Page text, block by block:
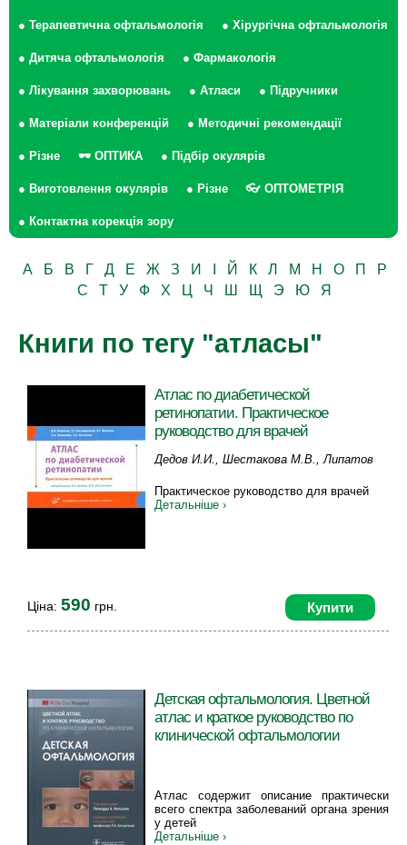
● Терапевтична офтальмологія ● Хірургічна офтальмологія
● Дитяча офтальмологія ● Фармакологія
● Лікування захворювань ● Атласи ● Підручники
● Матеріали конференцій ● Методичні рекомендації
● Різне 🕶 ОПТИКА ● Підбір окулярів
● Виготовлення окулярів ● Різне 👓 ОПТОМЕТРІЯ
● Контактна корекція зору
А Б В Г Д Е Ж З И Й К Л М Н О П
Р
С
Т У Ф Х Ц Ч Ш Щ Э Ю Я
Книги по тегу "атласы"
Атлас по диабетической
ретинопатии. Практическое
руководство для врачей
Дедов И.И., Шестакова М.В., Липатов
Толкачева А.А., Чистяков Т.А.
Практическое руководство для врачей
Детальніше ›
Купити
Ціна: 590 грн.
Детская офтальмология. Цветной
атлас и краткое руководство по
клинической офтальмологии
Атлас содержит описание практически
всего спектра заболеваний органа зрения
у детей
Детальніше ›